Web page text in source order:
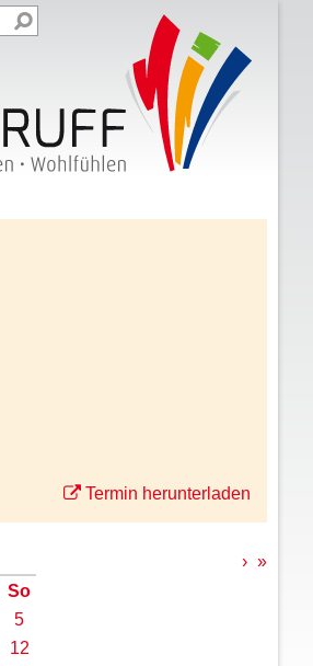
Termin herunterladen
So
5
12
› »